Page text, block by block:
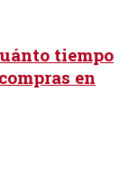
tiempo
en